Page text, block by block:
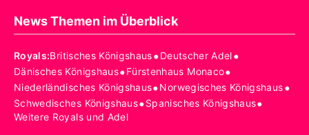
News Themen im Überblick
Royals:Britisches Königshaus•Deutscher Adel•
Dänisches Königshaus•Fürstenhaus Monaco•
Niederländisches Königshaus•Norwegisches Königshaus•
Schwedisches Königshaus•Spanisches Königshaus•
Weitere Royals und Adel